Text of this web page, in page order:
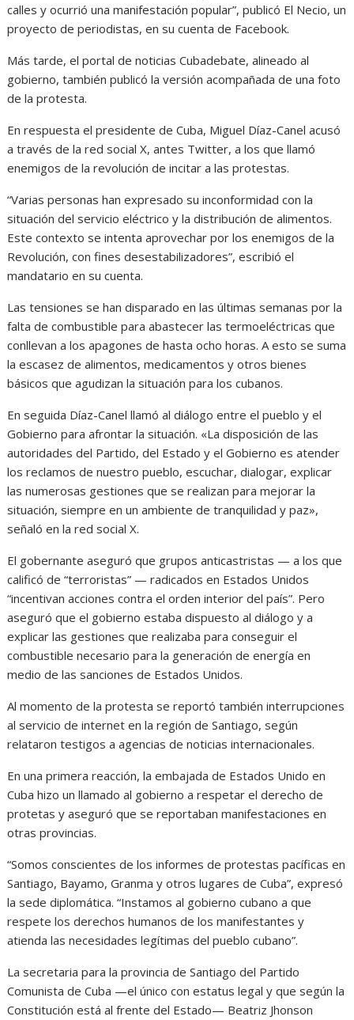
calles y ocurrió una manifestación popular”, publicó El Necio, un
proyecto de periodistas, en su cuenta de Facebook.
Más tarde, el portal de noticias Cubadebate, alineado al
gobierno, también publicó la versión acompañada de una foto
de la protesta.
En respuesta el presidente de Cuba, Miguel Díaz-Canel acusó
a través de la red social X, antes Twitter, a los que llamó
enemigos de la revolución de incitar a las protestas.
“Varias personas han expresado su inconformidad con la
situación del servicio eléctrico y la distribución de alimentos.
Este contexto se intenta aprovechar por los enemigos de la
Revolución, con fines desestabilizadores”, escribió el
mandatario en su cuenta.
Las tensiones se han disparado en las últimas semanas por la
falta de combustible para abastecer las termoeléctricas que
conllevan a los apagones de hasta ocho horas. A esto se suma
la escasez de alimentos, medicamentos y otros bienes
básicos que agudizan la situación para los cubanos.
En seguida Díaz-Canel llamó al diálogo entre el pueblo y el
Gobierno para afrontar la situación. «La disposición de las
autoridades del Partido, del Estado y el Gobierno es atender
los reclamos de nuestro pueblo, escuchar, dialogar, explicar
las numerosas gestiones que se realizan para mejorar la
situación, siempre en un ambiente de tranquilidad y paz»,
señaló en la red social X.
El gobernante aseguró que grupos anticastristas — a los que
calificó de “terroristas” — radicados en Estados Unidos
“incentivan acciones contra el orden interior del país”. Pero
aseguró que el gobierno estaba dispuesto al diálogo y a
explicar las gestiones que realizaba para conseguir el
combustible necesario para la generación de energía en
medio de las sanciones de Estados Unidos.
Al momento de la protesta se reportó también interrupciones
al servicio de internet en la región de Santiago, según
relataron testigos a agencias de noticias internacionales.
En una primera reacción, la embajada de Estados Unido en
Cuba hizo un llamado al gobierno a respetar el derecho de
protetas y aseguró que se reportaban manifestaciones en
otras provincias.
“Somos conscientes de los informes de protestas pacíficas en
Santiago, Bayamo, Granma y otros lugares de Cuba”, expresó
la sede diplomática. “Instamos al gobierno cubano a que
respete los derechos humanos de los manifestantes y
atienda las necesidades legítimas del pueblo cubano”.
La secretaria para la provincia de Santiago del Partido
Comunista de Cuba —el único con estatus legal y que según la
Constitución está al frente del Estado— Beatriz Jhonson